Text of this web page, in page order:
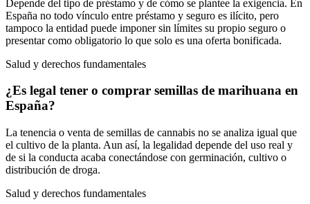
Depende del tipo de préstamo y de cómo se plantee la exigencia. En
España no todo vínculo entre préstamo y seguro es ilícito, pero
tampoco la entidad puede imponer sin límites su propio seguro o
presentar como obligatorio lo que solo es una oferta bonificada.
Salud y derechos fundamentales
¿Es legal tener o comprar semillas de marihuana en
España?
La tenencia o venta de semillas de cannabis no se analiza igual que
el cultivo de la planta. Aun así, la legalidad depende del uso real y
de si la conducta acaba conectándose con germinación, cultivo o
distribución de droga.
Salud y derechos fundamentales